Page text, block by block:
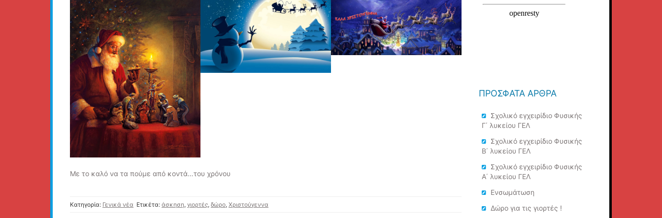
Με το καλό να τα πούμε από κοντά…του χρόνου
Κατηγορία: Γενικά νέα Ετικέτα: άσκηση, γιορτές, δώρο, Χριστούγεννα
ΠΡΌΣΦΑΤΑ ΆΡΘΡΑ
Σχολικό εγχειρίδιο Φυσικής
Γ΄ λυκείου ΓΕΛ
Σχολικό εγχειρίδιο Φυσικής
Β΄ λυκείου ΓΕΛ
Σχολικό εγχειρίδιο Φυσικής
Α΄ λυκείου ΓΕΛ
Ενσωμάτωση
Δώρο για τις γιορτές !